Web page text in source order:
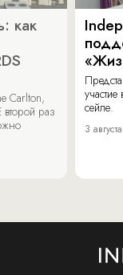
как
Carlton,
раз
сейле.
3